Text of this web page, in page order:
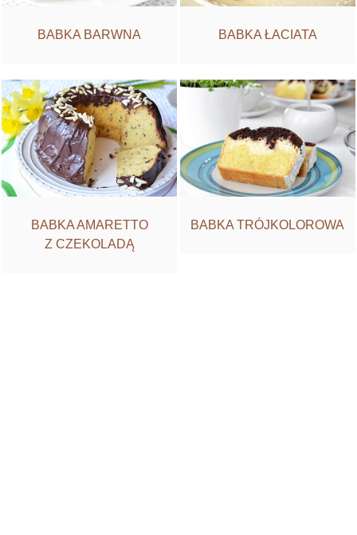
BABKA BARWNA BABKA ŁACIATA
BABKA AMARETTO
Z CZEKOLADĄ
BABKA TRÓJKOLOROWA